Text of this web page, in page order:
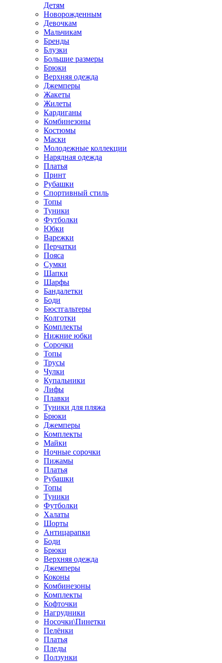
Детям
Новорожденным
Девочкам
Мальчикам
Бренды
Блузки
Большие размеры
Брюки
Верхняя одежда
Джемперы
Жакеты
Жилеты
Кардиганы
Комбинезоны
Костюмы
Маски
Молодежные коллекции
Нарядная одежда
Платья
Принт
Рубашки
Спортивный стиль
Топы
Туники
Футболки
Юбки
Варежки
Перчатки
Пояса
Сумки
Шапки
Шарфы
Бандалетки
Боди
Бюстгальтеры
Колготки
Комплекты
Нижние юбки
Сорочки
Топы
Трусы
Чулки
Купальники
Лифы
Плавки
Туники для пляжа
Брюки
Джемперы
Комплекты
Майки
Ночные сорочки
Пижамы
Платья
Рубашки
Топы
Туники
Футболки
Халаты
Шорты
Антицарапки
Боди
Брюки
Верхняя одежда
Джемперы
Коконы
Комбинезоны
Комплекты
Кофточки
Нагрудники
Носочки\Пинетки
Пелёнки
Платья
Пледы
Ползунки